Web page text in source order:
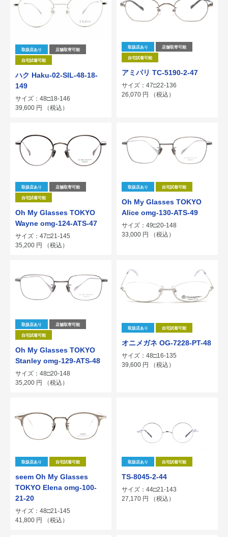
取扱店あり 店舗取寄可能
自宅試着可能
ハク Haku-02-SIL-48-18-
149
サイズ：48□18-146
39,600 円 （税込）
取扱店あり 店舗取寄可能
自宅試着可能
アミパリ TC-5190-2-47
サイズ：47□22-136
26,070 円 （税込）
取扱店あり 店舗取寄可能
自宅試着可能
Oh My Glasses TOKYO
Wayne omg-124-ATS-47
サイズ：47□21-145
35,200 円 （税込）
取扱店あり 自宅試着可能
Oh My Glasses TOKYO
Alice omg-130-ATS-49
サイズ：49□20-148
33,000 円 （税込）
取扱店あり 店舗取寄可能
自宅試着可能
Oh My Glasses TOKYO
Stanley omg-129-ATS-48
サイズ：48□20-148
35,200 円 （税込）
取扱店あり 自宅試着可能
オニメガネ OG-7228-PT-48
サイズ：48□16-135
39,600 円 （税込）
取扱店あり 自宅試着可能
seem Oh My Glasses
TOKYO Elena omg-100-
21-20
サイズ：48□21-145
41,800 円 （税込）
取扱店あり 自宅試着可能
TS-8045-2-44
サイズ：44□21-143
27,170 円 （税込）